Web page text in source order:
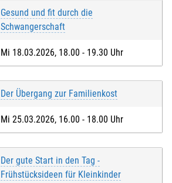
Gesund und fit durch die
Schwangerschaft
Mi 18.03.2026, 18.00 - 19.30 Uhr
Der Übergang zur Familienkost
Mi 25.03.2026, 16.00 - 18.00 Uhr
Der gute Start in den Tag -
Frühstücksideen für Kleinkinder